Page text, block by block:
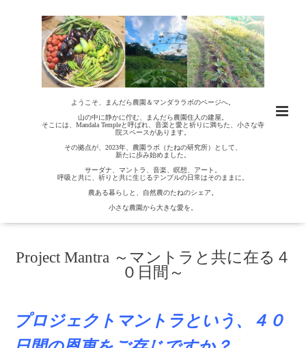
ようこそ、まんだら農園＆マンダララボのページへ。
山の中に静かに佇む、まんだら農園住人の建屋。
そこには、Mandala Templeと呼ばれ、音楽と愛と祈りに満ちた、小さな寺
院スペースがあります。
その拠点が、2023年、農園ラボ（たねの研究所）として、
新たに歩み始めました。
サーダナ、マントラ、音楽、瞑想、アート。
呼吸と共に、祈りと共に生じるテンプルの日常はそのままに。
農ある暮らしと、自然農のたねのシェア。
小さな農園から大きな愛を。
Project Mantra ～マントラと共に在る４
０日間～
プロジェクトマントラという、４０